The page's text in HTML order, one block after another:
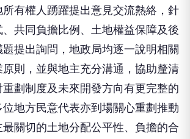
有權人踴躍提出意見交流熱絡，針
共同負擔比例、土地權益保障及後
提出詢問，地政局均逐一說明相關
則，並與地主充分溝通，協助釐清
劃制度及未來開發方向有更完整的
地方民意代表亦到場關心重劃推動
關切的土地分配公平性、負擔的合